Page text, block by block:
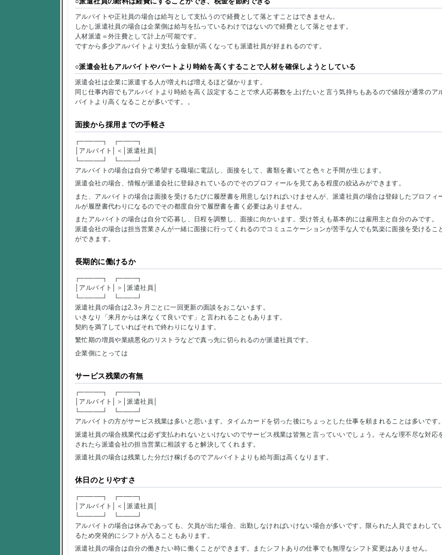
アルバイトや正社員の場合は給与として支払うので経費として落とすことはできません。
しかし派遣社員の場合は企業側は給与を払っているわけではないので経費として落とせます。
人材派遣＝外注費として計上が可能です。
ですから多少アルバイトより支払う金額が高くなっても派遣社員が好まれるのです。
○派遣会社もアルバイトやパートより時給を高くすることで人材を確保しようとしている
派遣会社は企業に派遣する人が増えれば増えるほど儲かります。
同じ仕事内容でもアルバイトより時給を高く設定することで求人応募数を上げたいと言う気持ちもあるので値段が通常のア
バイトより高くなることが多いです。。
面接から採用までの手軽さ
┌─────┐ ┌────┐
│アルバイト│＜│派遣社員│
└─────┘ └────┘
アルバイトの場合は自分で希望する職場に電話し、面接をして、書類を書いてと色々と手間が生じます。
派遣会社の場合、情報が派遣会社に登録されているのでそのプロフィールを見てある程度の絞込みができます。
また、アルバイトの場合は面接を受けるたびに履歴書を用意しなければいけませんが、派遣社員の場合は登録したプロフィ
ルが履歴書代わりになるのでその都度自分で履歴書を書く必要はありません。
またアルバイトの場合は自分で応募し、日程を調整し、面接に向かいます。受け答えも基本的には雇用主と自分のみです。
派遣会社の場合は担当営業さんが一緒に面接に行ってくれるのでコミュニケーションが苦手な人でも気楽に面接を受けるこ
ができます。
長期的に働けるか
┌─────┐ ┌────┐
│アルバイト│＞│派遣社員│
└─────┘ └────┘
派遣社員の場合は2,3ヶ月ごとに一回更新の面談をおこないます。
いきなり「来月からは来なくて良いです」と言われることもあります。
契約を満了していればそれで終わりになります。
繁忙期の増員や業績悪化のリストラなどで真っ先に切られるのが派遣社員です。
企業側にとっては
サービス残業の有無
┌─────┐ ┌────┐
│アルバイト│＞│派遣社員│
└─────┘ └────┘
アルバイトの方がサービス残業は多いと思います。タイムカードを切った後にちょっとした仕事を頼まれることは多いです
派遣社員の場合残業代は必ず支払われないといけないのでサービス残業は皆無と言っていいでしょう。そんな理不尽な対応
されたら派遣会社の担当営業に相談すると解決してくれます。
派遣社員の場合は残業した分だけ稼げるのでアルバイトよりも給与面は高くなります。
休日のとりやすさ
┌─────┐ ┌────┐
│アルバイト│＜│派遣社員│
└─────┘ └────┘
アルバイトの場合は休みであっても、欠員が出た場合、出勤しなければいけない場合が多いです。限られた人員でまわして
るため突発的にシフトが入ることもあります。
派遣社員の場合は自分の働きたい時に働くことができます。またシフトありの仕事でも無理なシフト変更はありません。